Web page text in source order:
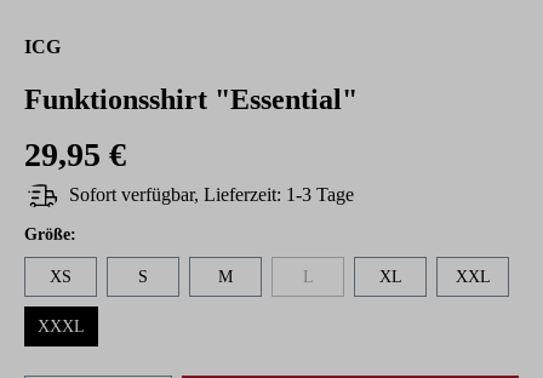
ICG
Funktionsshirt "Essential"
29,95 €
Sofort verfügbar, Lieferzeit: 1-3 Tage
Größeauswählen
:
XS S M L
(Diese Option ist zurzeit nicht verfügbar.)
XL XXL
XXXL